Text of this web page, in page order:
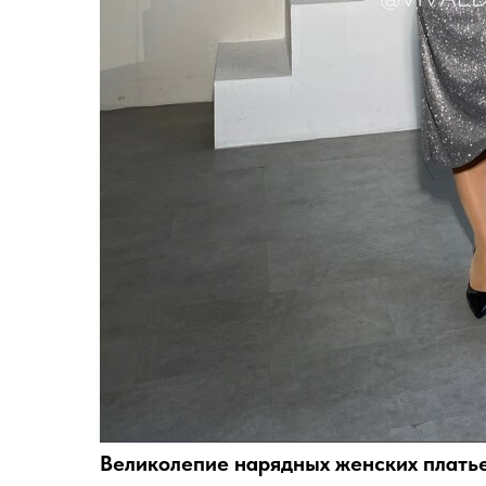
Великолепие нарядных женских